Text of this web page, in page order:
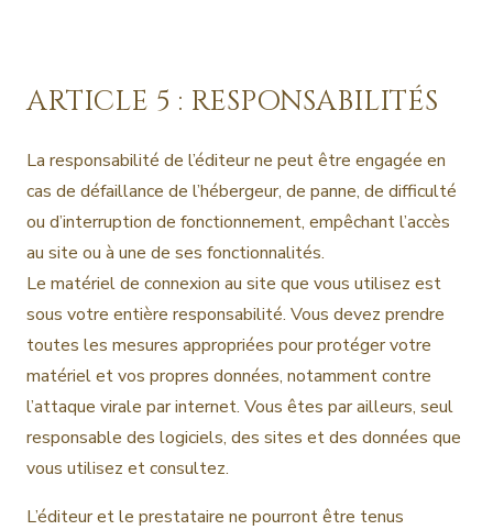
ARTICLE 5 : RESPONSABILITÉS
La responsabilité de l’éditeur ne peut être engagée en
cas de défaillance de l’hébergeur, de panne, de difficulté
ou d’interruption de fonctionnement, empêchant l’accès
au site ou à une de ses fonctionnalités.
Le matériel de connexion au site que vous utilisez est
sous votre entière responsabilité. Vous devez prendre
toutes les mesures appropriées pour protéger votre
matériel et vos propres données, notamment contre
l’attaque virale par internet. Vous êtes par ailleurs, seul
responsable des logiciels, des sites et des données que
vous utilisez et consultez.
L’éditeur et le prestataire ne pourront être tenus